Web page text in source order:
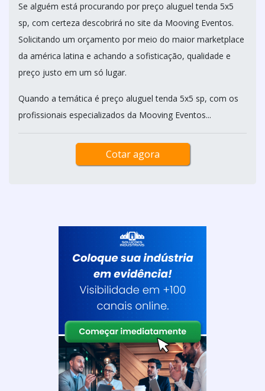
Se alguém está procurando por preço aluguel tenda 5x5
sp, com certeza descobrirá no site da Mooving Eventos.
Solicitando um orçamento por meio do maior marketplace
da américa latina e achando a sofisticação, qualidade e
preço justo em um só lugar.
Quando a temática é preço aluguel tenda 5x5 sp, com os
profissionais especializados da Mooving Eventos...
Cotar agora